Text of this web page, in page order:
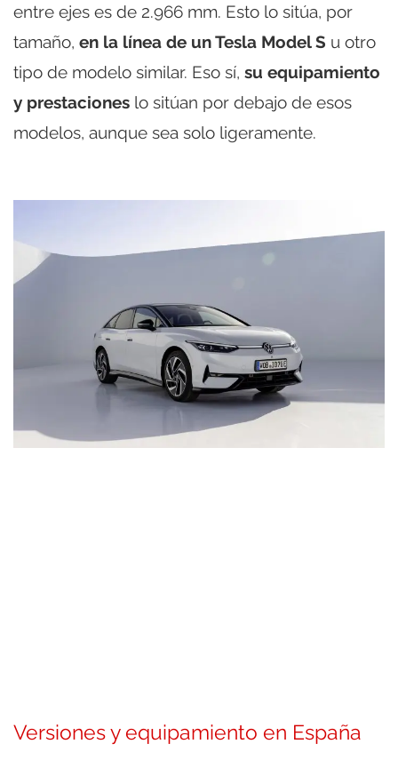
entre ejes es de 2.966 mm. Esto lo sitúa, por
tamaño, en la línea de un Tesla Model S u otro
tipo de modelo similar. Eso sí, su equipamiento
y prestaciones lo sitúan por debajo de esos
modelos, aunque sea solo ligeramente.
Versiones y equipamiento en España